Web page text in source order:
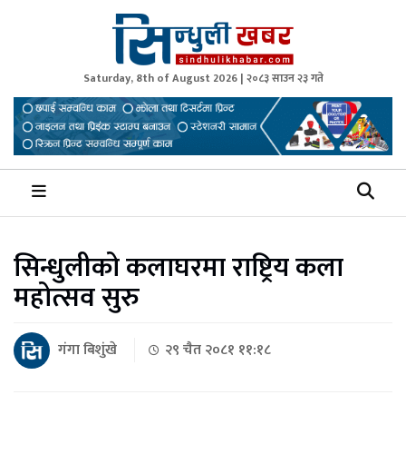
Sindhuli Khabar
News from Sindhuli Nepal
Saturday, 8th of August 2026 | २०८३ साउन २३ गते
सिन्धुलीको कलाघरमा राष्ट्रिय कला
महोत्सव सुरु
गंगा बिशुंखे २९ चैत २०८१ ११:१८